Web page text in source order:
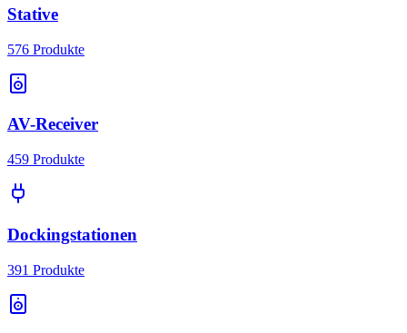
Stative
576 Produkte
AV-Receiver
459 Produkte
Dockingstationen
391 Produkte